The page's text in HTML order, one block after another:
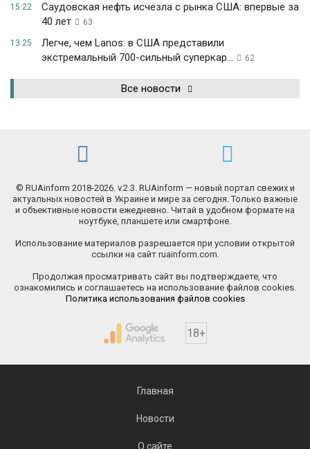
15:22
Саудовская нефть исчезла с рынка США: впервые за
40 лет
63
13:25
Легче, чем Lanos: в США представили
экстремальный 700-сильный суперкар...
62
Все новости
© RUAinform 2018-2026. v.2.3. RUAinform — новый портал свежих и
актуальных новостей в Украине и мире за сегодня. Только важные
и объективные новости ежедневно. Читай в удобном формате на
ноутбуке, планшете или смартфоне.
Использование материалов разрешается при условии открытой
ссылки на сайт ruainform.com.
Продолжая просматривать сайт вы подтверждаете, что
ознакомились и соглашаетесь на использование файлов cookies.
Политика использования файлов cookies
18+
Главная
Новости
О сайте